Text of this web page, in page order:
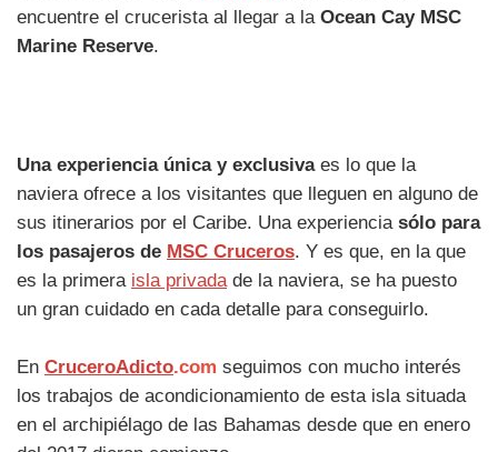
encuentre el crucerista al llegar a la Ocean Cay MSC
Marine Reserve.
Una experiencia única y exclusivaes lo que la
naviera ofrece a los visitantes que lleguen en alguno de
sus itinerarios por el Caribe. Una experiencia sólo para
los pasajeros de MSC Cruceros. Y es que, en la que
es la primera isla privadade la naviera, se ha puesto
un gran cuidado en cada detalle para conseguirlo.
En CruceroAdicto.com seguimos con mucho interés
los trabajos de acondicionamiento de esta isla situada
en el archipiélago de las Bahamas desde que en enero